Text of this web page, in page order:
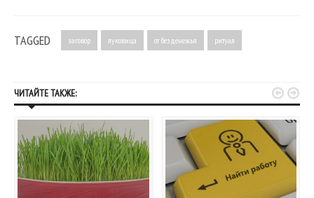
TAGGED заговор луковица от безденежья ритуал
ЧИТАЙТЕ ТАКЖЕ:  